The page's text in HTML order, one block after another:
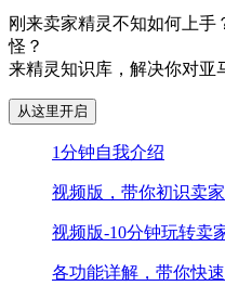
刚来卖家精灵不知如何上手
怪？
来精灵知识库，解决你对亚
从这里开启
1分钟自我介绍
视频版，带你初识卖
视频版-10分钟玩转卖
各功能详解，带你快